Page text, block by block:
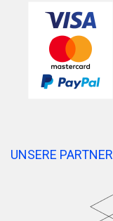
UNSERE PARTNER